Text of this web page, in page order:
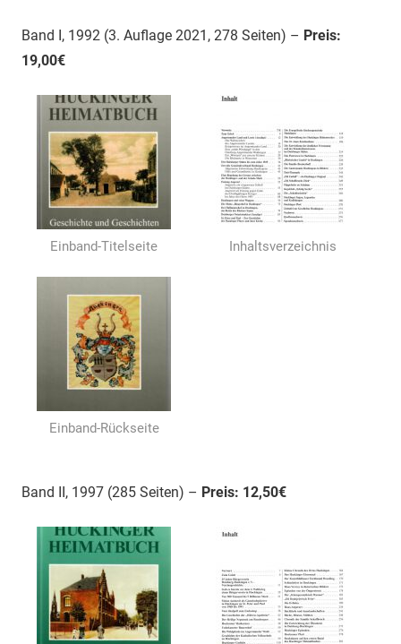
Band I, 1992 (3. Auflage 2021, 278 Seiten) – Preis:
19,00€
Einband-Titelseite Inhaltsverzeichnis
Einband-Rückseite
Band II, 1997 (285 Seiten) – Preis: 12,50€